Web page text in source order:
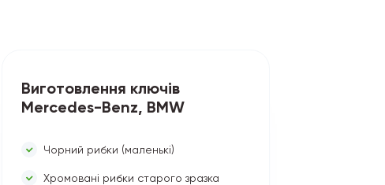
Виготовлення ключів
Mercedes-Benz, BMW
Чорний рибки (маленькі)
Хромовані рибки старого зразка